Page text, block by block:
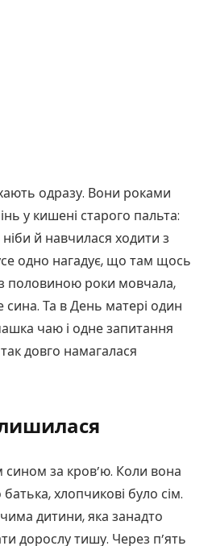
одразу. Вони роками
у кишені старого пальта:
й навчилася ходити з
одно нагадує, що там щось
з половиною роки мовчала,
Та в День матері один
чаю і одне запитання
довго намагалася
сином за кров’ю. Коли вона
хлопчикові було сім.
дитини, яка занадто
дорослу тишу. Через п’ять